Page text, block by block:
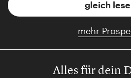
gleich
mehr
Alles für dein